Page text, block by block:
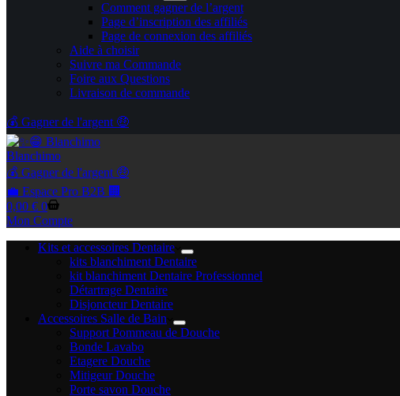
Comment gagner de l’argent
Page d’inscription des affiliés
Page de connexion des affiliés
Aide à choisir
Suivre ma Commande
Foire aux Questions
Livraison de commande
💰 Gagner de l'argent 🤑
Blanchimo
💰 Gagner de l'argent 🤑
💼 Espace Pro B2B 🏢
Panier
d’achat
0,00 € 0
Mon Compte
Kits et accessoires Dentaire
kits blanchiment Dentaire
kit blanchiment Dentaire Professionnel
Détartrage Dentaire
Disjoncteur Dentaire
Accessoires Salle de Bain
Support Pommeau de Douche
Bonde Lavabo
Etagere Douche
Mitigeur Douche
Porte savon Douche